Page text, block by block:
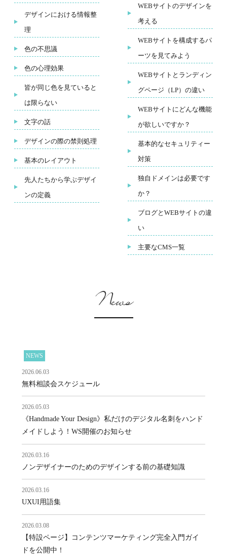
デザインにおける情報整
理
色の不思議
色の心理効果
皆が同じ色を見ていると
は限らない
文字の話
デザインの際の禁則処理
基本のレイアウト
先人たちから学ぶデザイ
ンの定義
WEBサイトのデザインを
考える
WEBサイトを構成するパ
ーツを見てみよう
WEBサイトとランディン
グページ（LP）の違い
WEBサイトにどんな機能
が欲しいですか？
基本的なセキュリティー
対策
独自ドメインは必要です
か？
ブログとWEBサイトの違
い
主要なCMS一覧
News
NEWS
2026.06.03
無料相談会スケジュール
2026.05.03
《Handmade Your Design》私だけのデジタル名刺をハンド
メイドしよう！WS開催のお知らせ
2026.03.16
ノンデザイナーのためのデザインする前の基礎知識
2026.03.16
UXUI用語集
2026.03.08
【特設ページ】コンテンツマーケティング完全入門ガイ
ドを公開中！